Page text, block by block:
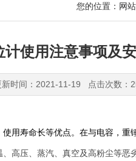
您的位置： 网
计使用注意事项及
新时间：2021-11-19 点击次数：
用寿命长等优点。在与电容，重
高压、蒸汽、真空及高粉尘等